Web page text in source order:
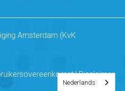
Amsterdam (KvK
|Disclaimer
Nederlands